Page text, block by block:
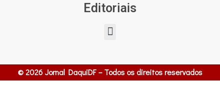
Editoriais
© 2026 Jornal DaquiDF – Todos os direitos reservados